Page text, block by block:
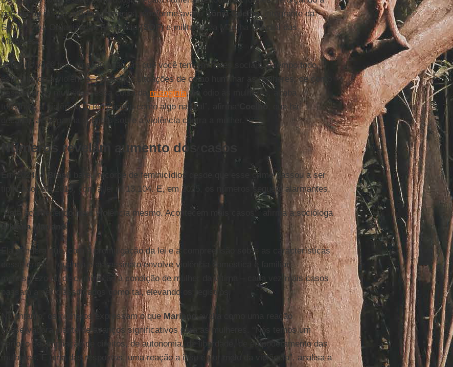
percepção de inferioridade feminina, conforme avalia Sônia Coelho, integrante da
Sempreviva Organização Feminista (SOF) e militante da Marcha Mundial das
Mulheres.
“Quando você tem uma situação em que você tem em redes sociais, o tempo todo,
estimulando a violência, colocando situações de como humilhar as mulheres, de como
desprezar as mulheres, essa coisa da misoginia, do ódio às mulheres, acaba
tornando, a violência, o feminicídio como algo natural”, afirma
Coelho , que há
décadas acompanha debates sobre a violência contra a mulher.
Números revelam aumento dos casos
Em 2024, oBrasil
bateu recorde de feminicídios desde que esse crime passou a ser
tipificado, em 2015, com a lei nº 13.104. E, em 2025, os números seguem alarmantes.
“Está acontecendo mais violência mesmo. Acontecem mais casos”, afirma a socióloga
Silvana Mariano.
Ela pondera que, com a promulgação da lei e a compreensão sobre as características
desse crime – quando o assassinato envolve violência doméstica e familiar,
menosprezo ou discriminação à condição de mulher da vítima – cada vez mais casos
passam a ser classificados como tal, elevando os registros.
No entanto, os números expressam o queMarianoavalia como uma reação
conservadora diante de avanços significativos para as mulheres. “Nós temos um
período de ampliação de direitos, de autonomia, de liberdade, de empoderamento das
mulheres. E uma das respostas, uma reação a isso é por meio da violência”, analisa a